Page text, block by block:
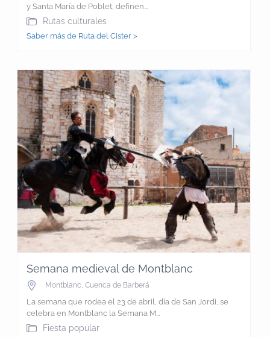
y Santa María de Poblet, definen...
Rutas culturales
Saber más de Ruta del Cister >
Semana medieval de Montblanc
Montblanc, Cuenca de Barberá
La semana que rodea el 23 de abril, día de San Jordi, se
celebra en Montblanc la Semana M...
Fiesta popular